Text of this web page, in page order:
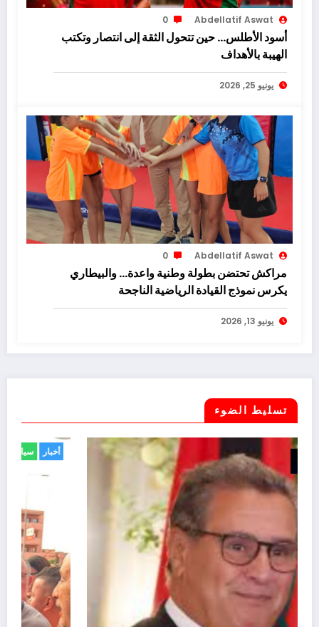
Abdellatif Aswat
0
أسود الأطلس… حين تتحول الثقة إلى انتصار وتكتب
الهيبة بالأهداف
يونيو 25, 2026
Abdellatif Aswat
0
مراكش تحتضن بطولة وطنية واعدة… والبيطاري
يكرس نموذج القيادة الرياضية الناجحة
يونيو 13, 2026
تسليط الضوء
حوادث